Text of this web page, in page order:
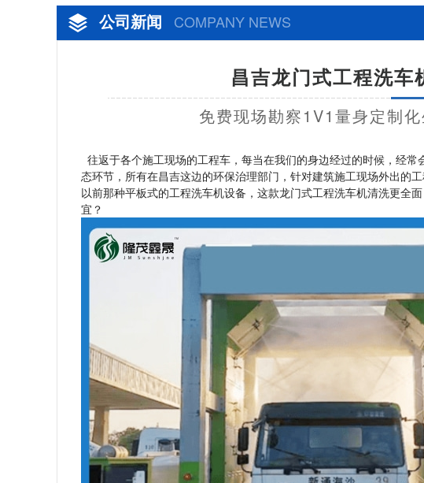
公司新闻 COMPANY NEWS
昌吉龙门式工程洗
免费现场勘察1V1量身定制
往返于各个施工现场的工程车，每当在我们的身边经过的时候，经
态环节，所有在昌吉这边的环保治理部门，针对建筑施工现场外出的
以前那种平板式的工程洗车机设备，这款龙门式工程洗车机清洗更全
宜？